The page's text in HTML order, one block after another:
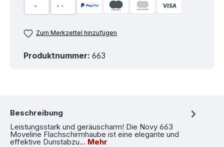
Zum Merkzettel hinzufügen
Produktnummer: 663
Beschreibung
Leistungsstark und geräuscharm! Die Novy 663
Moveline Flachschirmhaube ist eine elegante und
effektive Dunstabzu… Mehr